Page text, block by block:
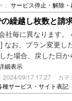
サービス停止・解除・
繰越し枚数と請
社毎に異なります。
お、プラン変更し
た場合、戻した日か
細表示
2024/09/17 17:27
カテ
種サービス・サイト表記